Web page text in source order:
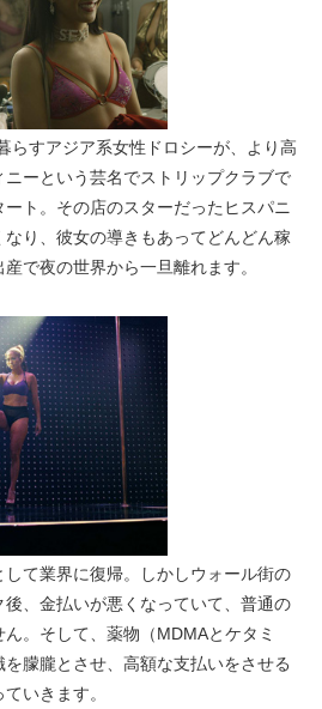
らすアジア系女性ドロシーが、より高
ーという芸名でストリップクラブで
ト。その店のスターだったヒスパニ
り、彼女の導きもあってどんどん稼
で夜の世界から一旦離れます。
て業界に復帰。しかしウォール街の
、金払いが悪くなっていて、普通の
。そして、薬物（MDMAとケタミ
朦朧とさせ、高額な支払いをさせる
いきます。